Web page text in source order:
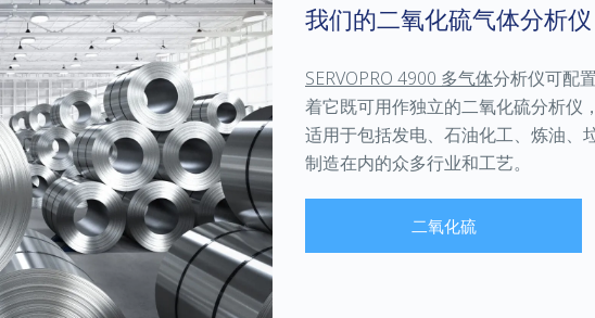
我们的二氧化硫气体分析仪
SERVOPRO 4900 多气体分析仪可配
着它既可用作独立的二氧化硫分析仪
适用于包括发电、石油化工、炼油、
制造在内的众多行业和工艺。
二氧化硫